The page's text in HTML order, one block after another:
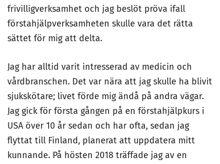
frivilligverksamhet och jag beslöt pröva ifall
förstahjälpverksamheten skulle vara det rätta
sättet för mig att delta.
Jag har alltid varit intresserad av medicin och
vårdbranschen. Det var nära att jag skulle ha blivit
sjukskötare; livet förde mig ändå på andra vägar.
Jag gick för första gången på en förstahjälpkurs i
USA över 10 år sedan och har ofta, sedan jag
flyttat till Finland, planerat att uppdatera mitt
kunnande. På hösten 2018 träffade jag av en